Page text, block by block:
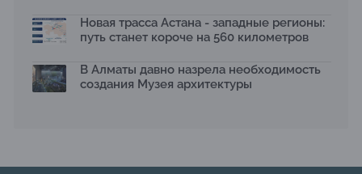
температуру и здоровье людей
03.07.2026
сильных дождей в горах Алматы
02.07.2026
На слушаниях по корректировке СЭО Генплана
Новая трасса Астана - западные регионы:
путь станет короче на 560 километров
В Алматы давно назрела необходимость
создания Музея архитектуры